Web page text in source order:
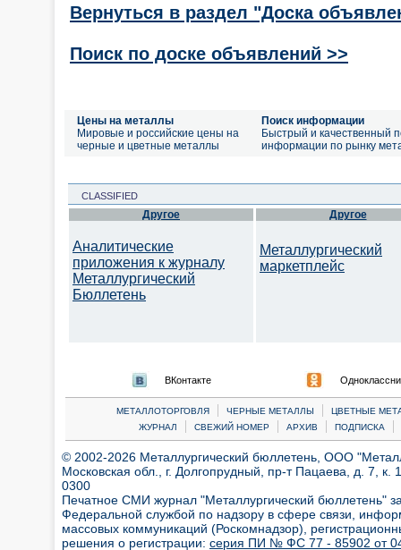
Вернуться в раздел "Доска
Поиск по доске объявлений >>
Цены на металлы
Мировые и российские цены на
черные и цветные металлы
Поиск информации
Быстрый и качественный
информации по рынку
CLASSIFIED
Другое
Аналитические
приложения к журналу
Металлургический
Бюллетень
Другое
Металлургический
маркетплейс
ВКонтакте
МЕТАЛЛОТОРГОВЛЯ | ЧЕРНЫЕ МЕТАЛЛЫ |
ЦВЕТНЫЕ
ЖУРНАЛ
| СВЕЖИЙ НОМЕР | АРХИВ | ПОДПИСКА |
© 2002-2026 Металлургический бюллетень, ООО
Московская обл., г. Долгопрудный, пр-т Пацаева, д. 7,
0300
Печатное СМИ журнал "Металлургический бюллетень"
Федеральной службой по надзору в сфере связи,
массовых коммуникаций (Роскомнадзор),
решения о регистрации: серия ПИ № ФС 77 - 85902 от 04